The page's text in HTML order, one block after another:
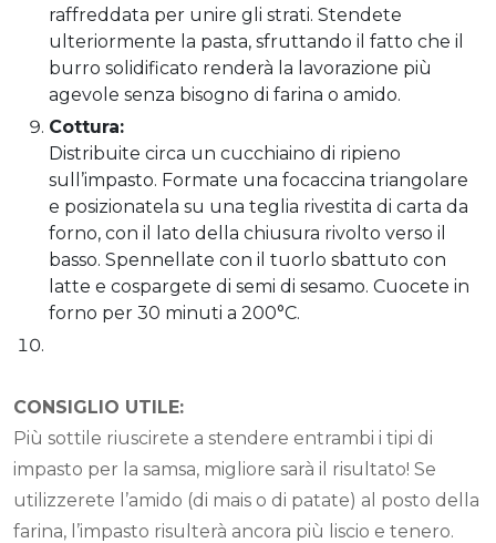
raffreddata per unire gli strati. Stendete
ulteriormente la pasta, sfruttando il fatto che il
burro solidificato renderà la lavorazione più
agevole senza bisogno di farina o amido.
Cottura:
Distribuite circa un cucchiaino di ripieno
sull’impasto. Formate una focaccina triangolare
e posizionatela su una teglia rivestita di carta da
forno, con il lato della chiusura rivolto verso il
basso. Spennellate con il tuorlo sbattuto con
latte e cospargete di semi di sesamo. Cuocete in
forno per 30 minuti a 200°C.
CONSIGLIO UTILE:
Più sottile riuscirete a stendere entrambi i tipi di
impasto per la samsa, migliore sarà il risultato! Se
utilizzerete l’amido (di mais o di patate) al posto della
farina, l’impasto risulterà ancora più liscio e tenero.